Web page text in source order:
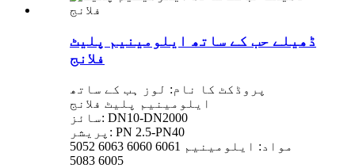
ڈھیلے حب کے ساتھ ایلومینیم پلیٹ
فلانج
پروڈکٹ کا نام: لوز ہب کے ساتھ
ایلومینیم پلیٹ فلانج
سائز: DN10-DN2000
پریشر: PN 2.5-PN40
مواد: ایلومینیم 6061 6060 6063 5052
6005 5083